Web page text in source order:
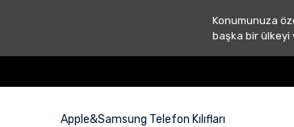
Konumunuza
başka bir ülkeyi
Apple&Samsung Telefon Kılıfları